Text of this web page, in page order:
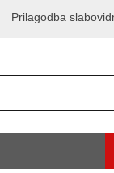
Prilagodba